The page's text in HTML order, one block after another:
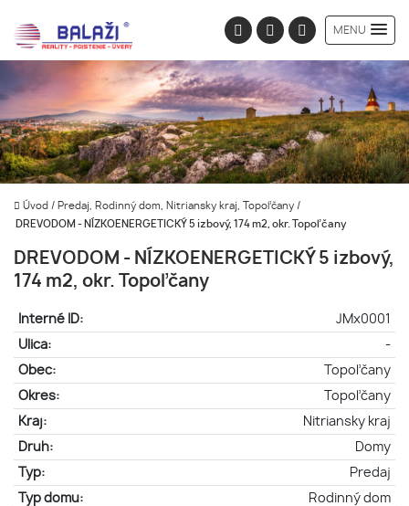
MENU
Úvod / Predaj, Rodinný dom, Nitriansky kraj, Topoľčany /
DREVODOM - NÍZKOENERGETICKÝ 5 izbový, 174 m2, okr. Topoľčany
DREVODOM - NÍZKOENERGETICKÝ 5 izbový,
174 m2, okr. Topoľčany
Interné ID:
JMx0001
Ulica:
-
Obec:
Topoľčany
Okres:
Topoľčany
Kraj:
Nitriansky kraj
Druh:
Domy
Typ:
Predaj
Typ domu:
Rodinný dom